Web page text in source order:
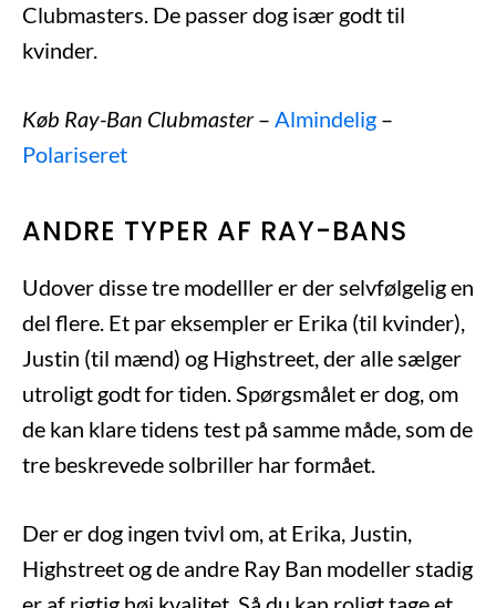
Clubmasters. De passer dog især godt til
kvinder.
Køb Ray-Ban Clubmaster– Almindelig –
Polariseret
ANDRE TYPER AF RAY-BANS
Udover disse tre modelller er der selvfølgelig en
del flere. Et par eksempler er Erika (til kvinder),
Justin (til mænd) og Highstreet, der alle sælger
utroligt godt for tiden. Spørgsmålet er dog, om
de kan klare tidens test på samme måde, som de
tre beskrevede solbriller har formået.
Der er dog ingen tvivl om, at Erika, Justin,
Highstreet og de andre Ray Ban modeller stadig